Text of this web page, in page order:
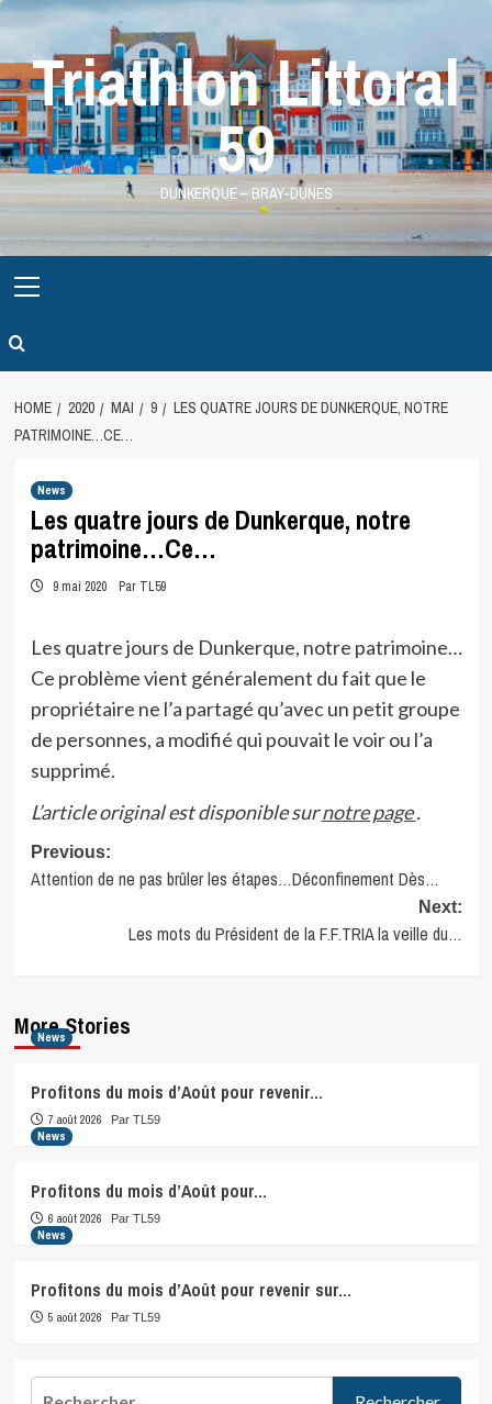
Skip
contentTriathlon Littoral
59
DUNKERQUE – BRAY-DUNES
Menu
HOME 2020 MAI 9
LES QUATRE JOURS DE DUNKERQUE, NOTRE
PATRIMOINE…CE…
News
Les quatre jours de Dunkerque, notre
patrimoine…Ce…
9 mai 2020 Par TL59
Les quatre jours de Dunkerque, notre patrimoine…
Ce problème vient généralement du fait que le
propriétaire ne l’a partagé qu’avec un petit groupe
de personnes, a modifié qui pouvait le voir ou l’a
supprimé.
L’article original est disponible surnotre page.
Post
navigation
Previous:
Attention de ne pas brûler les étapes…Déconfinement Dès…
Next:
Les mots du Président de la F.F.TRIA la veille du…
More Stories
News
Profitons du mois d’Août pour revenir…
7 août 2026 Par TL59
News
Profitons du mois d’Août pour…
6 août 2026 Par TL59
News
Profitons du mois d’Août pour revenir sur…
5 août 2026 Par TL59